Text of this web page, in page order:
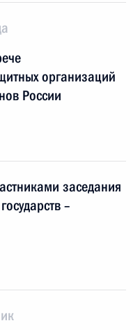
организаций
России
заседания
–